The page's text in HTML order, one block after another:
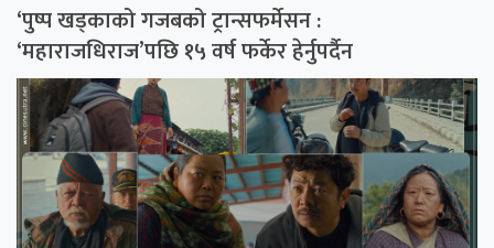
‘पुष्प खड्काको गजबको ट्रान्सफर्मेसन :
‘महाराजधिराज’पछि १५ वर्ष फर्केर हेर्नुपर्दैन